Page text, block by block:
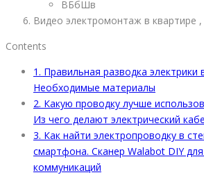
ВБбШв
Видео электромонтаж в квартире
Contents
1. Правильная разводка электрики
Необходимые материалы
2. Какую проводку лучше
Из чего делают электрический
3. Как найти электропроводку в
смартфона. Сканер Walabot DIY
коммуникаций